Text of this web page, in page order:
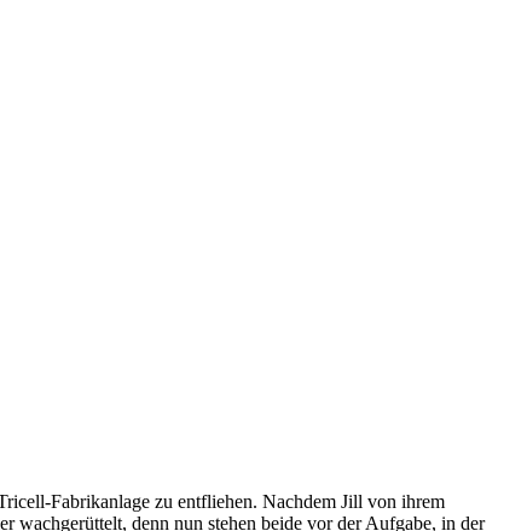
Fabrikanlage zu entfliehen. Nachdem Jill von ihrem
wachgerüttelt, denn nun stehen beide vor der Aufgabe, in der